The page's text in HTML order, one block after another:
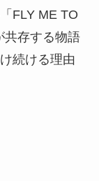
FLY ME TO
共存する物語
続ける理由